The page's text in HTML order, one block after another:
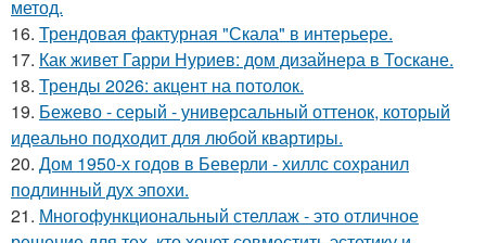
метод.
16. Трендовая фактурная "Скала" в интерьере.
17. Как живет Гарри Нуриев: дом дизайнера в Тоскане.
18. Тренды 2026: акцент на потолок.
19. Бежево - серый - универсальный оттенок, который
идеально подходит для любой квартиры.
20. Дом 1950-х годов в Беверли - хиллс сохранил
подлинный дух эпохи.
21. Многофункциональный стеллаж - это отличное